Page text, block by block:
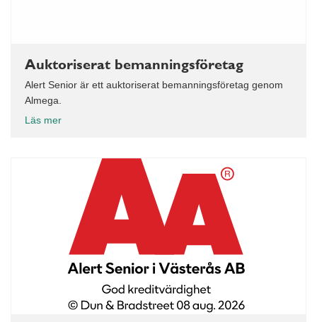
Auktoriserat bemanningsföretag
Alert Senior är ett auktoriserat bemanningsföretag genom
Almega.
Läs mer